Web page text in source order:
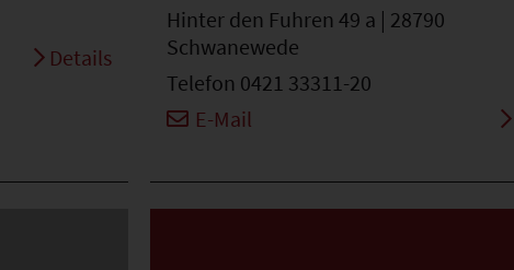
Details
Hinter den Fuhren 49 a | 28790
Schwanewede
Telefon 0421 33311-20
E-Mail